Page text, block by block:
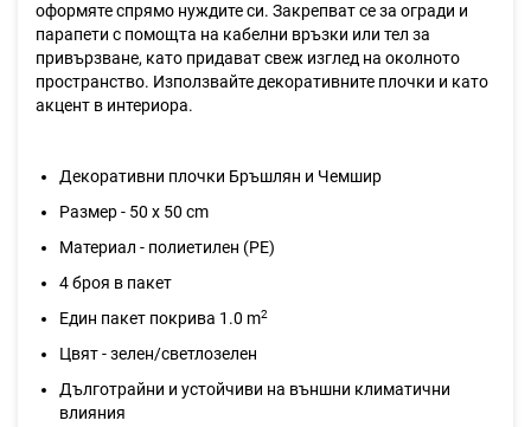
оформяте спрямо нуждите си. Закрепват се за огради и
парапети с помощта на кабелни връзки или тел за
привързване, като придават свеж изглед на околното
пространство. Използвайте декоративните плочки и като
акцент в интериора.
Декоративни плочки Бръшлян и Чемшир
Размер - 50 х 50 cm
Материал - полиетилен (PE)
4 броя в пакет
Един пакет покрива 1.0 m2
Цвят - зелен/светлозелен
Дълготрайни и устойчиви на външни климатични
влияния